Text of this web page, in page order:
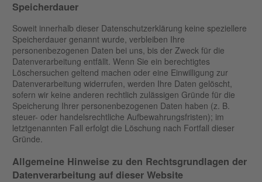
Speicherdauer
Soweit innerhalb dieser Datenschutzerklärung keine speziellere
Speicherdauer genannt wurde, verbleiben Ihre
personenbezogenen Daten bei uns, bis der Zweck für die
Datenverarbeitung entfällt. Wenn Sie ein berechtigtes
Löschersuchen geltend machen oder eine Einwilligung zur
Datenverarbeitung widerrufen, werden Ihre Daten gelöscht,
sofern wir keine anderen rechtlich zulässigen Gründe für die
Speicherung Ihrer personenbezogenen Daten haben (z. B.
steuer- oder handelsrechtliche Aufbewahrungsfristen); im
letztgenannten Fall erfolgt die Löschung nach Fortfall dieser
Gründe.
Allgemeine Hinweise zu den Rechtsgrundlagen der
Datenverarbeitung auf dieser Website